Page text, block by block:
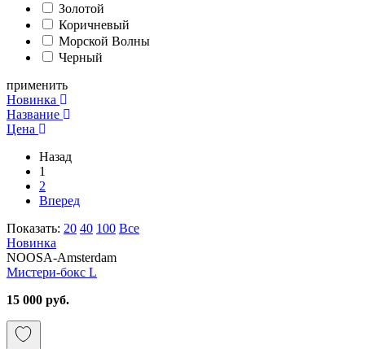
Золотой
Коричневый
Морской Волны
Черный
применить
Новинка
Название
Цена
Назад
1
2
Вперед
Показать: 20 40 100 Все
Новинка
NOOSA-Amsterdam
Мистери-бокс L
15 000 руб.